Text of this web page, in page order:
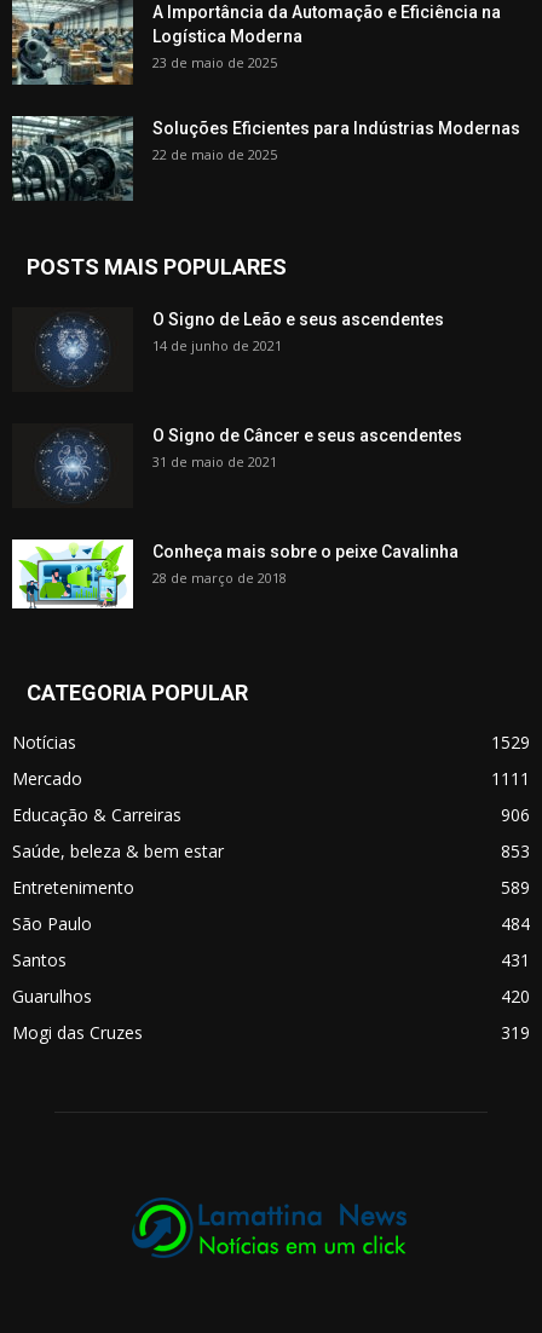
A Importância da Automação e Eficiência na
Logística Moderna
23 de maio de 2025
Soluções Eficientes para Indústrias Modernas
22 de maio de 2025
POSTS MAIS POPULARES
O Signo de Leão e seus ascendentes
14 de junho de 2021
O Signo de Câncer e seus ascendentes
31 de maio de 2021
Conheça mais sobre o peixe Cavalinha
28 de março de 2018
CATEGORIA POPULAR
Notícias
1529
Mercado
1111
Educação & Carreiras
906
Saúde, beleza & bem estar
853
Entretenimento
589
São Paulo
484
Santos
431
Guarulhos
420
Mogi das Cruzes
319